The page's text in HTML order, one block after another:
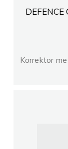
DEFENCE
Korrektor